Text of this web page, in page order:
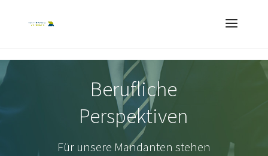
Berufliche
Perspektiven
Für unsere Mandanten stehen